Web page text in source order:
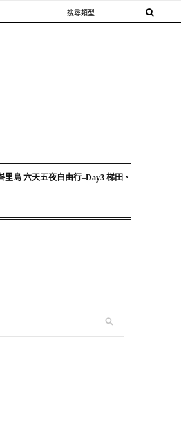
里島 六天五夜自由行–Day3 梯田、